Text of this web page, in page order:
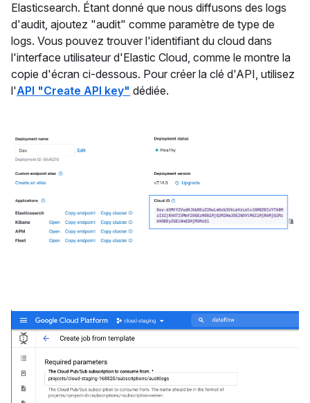
Elasticsearch. Étant donné que nous diffusons des logs
d'audit, ajoutez "audit" comme paramètre de type de
logs. Vous pouvez trouver l'identifiant du cloud dans
l'interface utilisateur d'Elastic Cloud, comme le montre la
copie d'écran ci-dessous. Pour créer la clé d'API, utilisez
l'API "Create API key" dédiée.